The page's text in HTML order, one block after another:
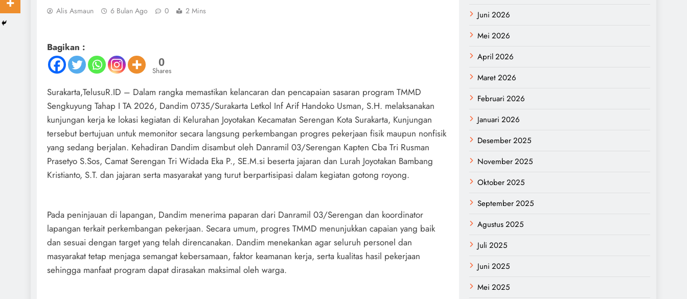
Alis Asmaun 6 Bulan Ago 0 2 Mins
Bagikan :
0
Shares
Surakarta,TelusuR.ID – Dalam rangka memastikan kelancaran dan pencapaian sasaran program TMMD
Sengkuyung Tahap I TA 2026, Dandim 0735/Surakarta Letkol Inf Arif Handoko Usman, S.H. melaksanakan
kunjungan kerja ke lokasi kegiatan di Kelurahan Joyotakan Kecamatan Serengan Kota Surakarta, Kunjungan
tersebut bertujuan untuk memonitor secara langsung perkembangan progres pekerjaan fisik maupun nonfisik
yang sedang berjalan. Kehadiran Dandim disambut oleh Danramil 03/Serengan Kapten Cba Tri Rusman
Prasetyo S.Sos, Camat Serengan Tri Widada Eka P., SE.M.si beserta jajaran dan Lurah Joyotakan Bambang
Kristianto, S.T. dan jajaran serta masyarakat yang turut berpartisipasi dalam kegiatan gotong royong.
Pada peninjauan di lapangan, Dandim menerima paparan dari Danramil 03/Serengan dan koordinator
lapangan terkait perkembangan pekerjaan. Secara umum, progres TMMD menunjukkan capaian yang baik
dan sesuai dengan target yang telah direncanakan. Dandim menekankan agar seluruh personel dan
masyarakat tetap menjaga semangat kebersamaan, faktor keamanan kerja, serta kualitas hasil pekerjaan
sehingga manfaat program dapat dirasakan maksimal oleh warga.
Juni 2026
Mei 2026
April 2026
Maret 2026
Februari 2026
Januari 2026
Desember 2025
November 2025
Oktober 2025
September 2025
Agustus 2025
Juli 2025
Juni 2025
Mei 2025